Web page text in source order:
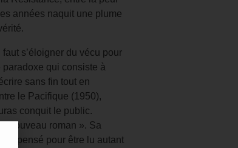
années naquit une plume
s’éloigner du vécu pour
paradoxe qui consiste à
sans fin tout en
le Pacifique (1950),
conquit le public.
Nouveau roman ». Sa
pensé pour être lu autant